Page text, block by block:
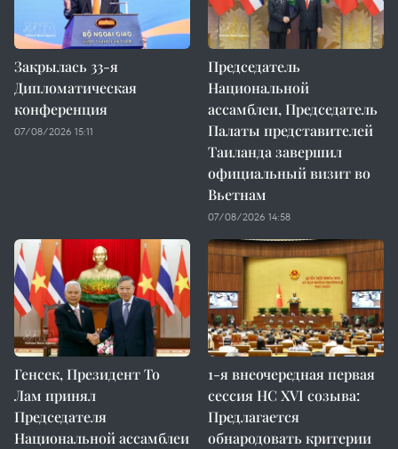
Закрылась 33-я
Дипломатическая
конференция
07/08/2026 15:11
Председатель
Национальной
ассамблеи, Председатель
Палаты представителей
Таиланда завершил
официальный визит во
Вьетнам
07/08/2026 14:58
Генсек, Президент То
Лам принял
Председателя
Национальной ассамблеи
1-я внеочередная первая
сессия НС XVI созыва:
Предлагается
обнародовать критерии